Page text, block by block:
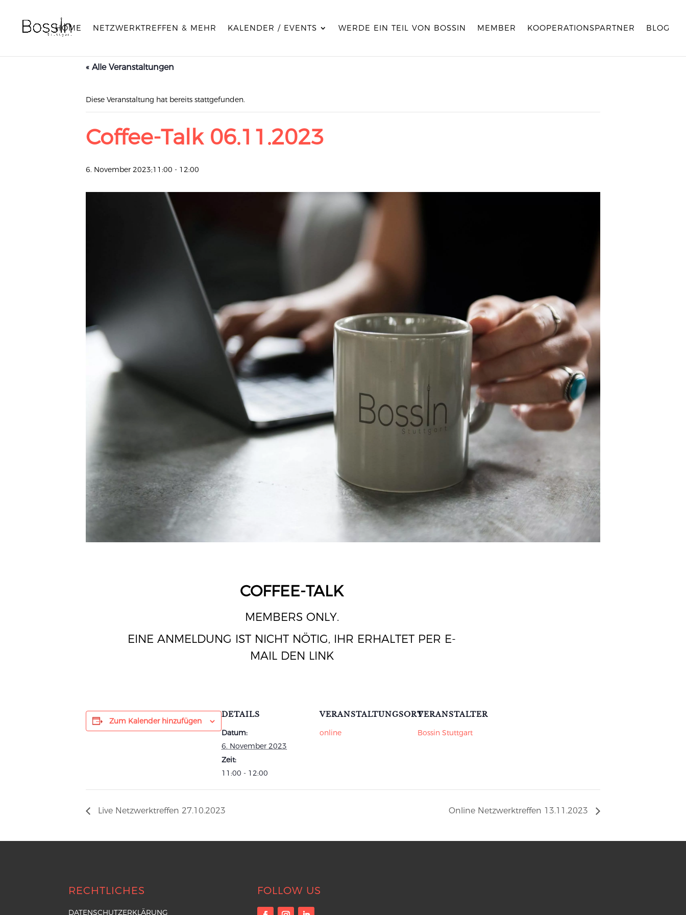
HOME NETZWERKTREFFEN & MEHR KALENDER / EVENTS WERDE EIN TEIL VON BOSSIN MEMBER KOOPERATIONSPARTNER BLOG
« Alle Veranstaltungen
Diese Veranstaltung hat bereits stattgefunden.
Coffee-Talk 06.11.2023
6. November 2023;11:00 - 12:00
COFFEE-TALK
MEMBERS ONLY.
EINE ANMELDUNG IST NICHT NÖTIG, IHR ERHALTET PER E-
MAIL DEN LINK
Zum Kalender hinzufügen
DETAILS
Datum:
6. November 2023
Zeit:
11:00 - 12:00
VERANSTALTUNGSORT
online
VERANSTALTER
Bossin Stuttgart
Live Netzwerktreffen 27.10.2023 Online Netzwerktreffen 13.11.2023
RECHTLICHES
DATENSCHUTZERKLÄRUNG
FOLLOW US